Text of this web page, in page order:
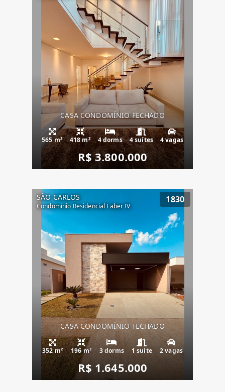
CASA CONDOMÍNIO FECHADO
565 m² 418 m² 4 dorms 4 suítes 4 vagas
R$ 3.800.000
SÃO CARLOS
Condomínio Residencial Faber IV
1830
CASA CONDOMÍNIO FECHADO
352 m² 196 m² 3 dorms 1 suíte 2 vagas
R$ 1.645.000